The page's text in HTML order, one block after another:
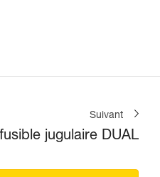
Suivant
jugulaire DUAL